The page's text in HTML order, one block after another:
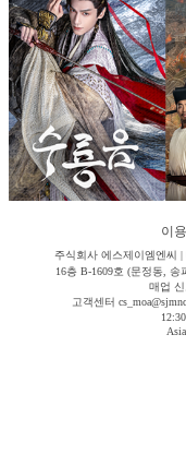
이
주식회사 에스제이엠엔씨
16층 B-1609호 (문정동,
매업 신
고객센터